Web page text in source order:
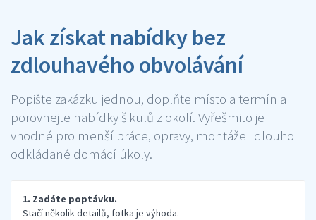
Jak získat nabídky bez
zdlouhavého obvolávání
Popište zakázku jednou, doplňte místo a termín a
porovnejte nabídky šikulů z okolí. Vyřešmito je
vhodné pro menší práce, opravy, montáže i dlouho
odkládané domácí úkoly.
1. Zadáte poptávku.
Stačí několik detailů, fotka je výhoda.